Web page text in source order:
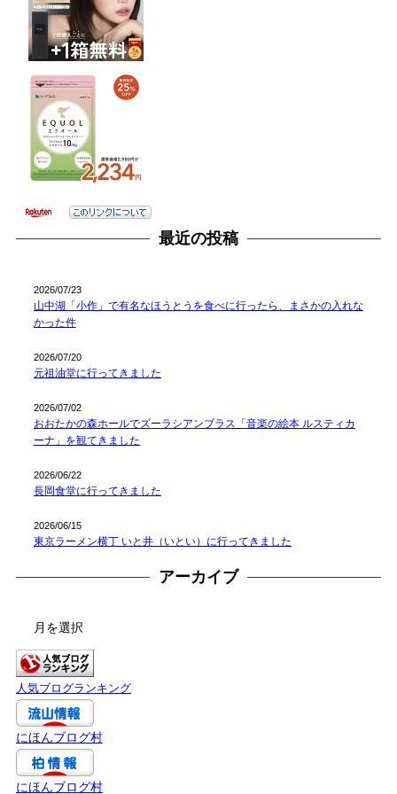
最近の投稿
山中湖「小作」で有名なほうとうを食べに行ったら、まさかの入れな
かった件
2026/07/23
元祖油堂に行ってきました
2026/07/20
おおたかの森ホールでズーラシアンブラス「音楽の絵本 ルスティカ
ーナ」を観てきました
2026/07/02
長岡食堂に行ってきました
2026/06/22
東京ラーメン横丁 いと井（いとい）に行ってきました
2026/06/15
アーカイブ
カ
イ
ブ
人気ブログランキング
にほんブログ村
にほんブログ村